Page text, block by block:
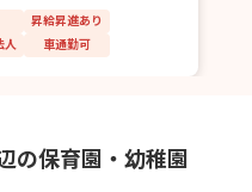
昇給昇進あり
人 車通勤可
の保育園・幼稚園